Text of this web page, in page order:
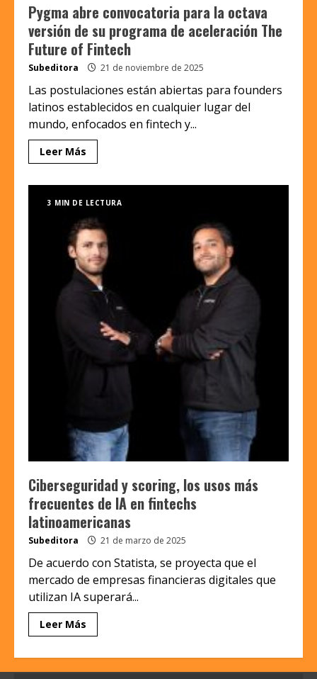
Pygma abre convocatoria para la octava
versión de su programa de aceleración The
Future of Fintech
Subeditora 21 de noviembre de 2025
Las postulaciones están abiertas para founders
latinos establecidos en cualquier lugar del
mundo, enfocados en fintech y...
Leer Más
3 MIN DE LECTURA
Ciberseguridad y scoring, los usos más
frecuentes de IA en fintechs
latinoamericanas
Subeditora 21 de marzo de 2025
De acuerdo con Statista, se proyecta que el
mercado de empresas financieras digitales que
utilizan IA superará...
Leer Más